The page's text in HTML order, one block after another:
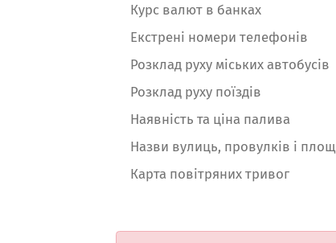
Курс валют в банках
Екстрені номери телефонів
Розклад руху міських автобусів
Розклад руху поїздів
Наявність та ціна палива
Назви вулиць, провулків і площ
Карта повітряних тривог